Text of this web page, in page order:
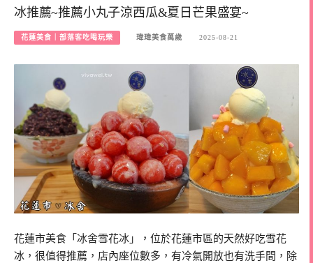
冰推薦~推薦小丸子涼西瓜&夏日芒果盛宴~
花蓮美食｜部落客吃喝玩樂 瑋瑋美食萬歲 2025-08-21
花蓮市美食「冰舍雪花冰」，位於花蓮市區的天然好吃雪花
冰，很值得推薦，店內座位數多，有冷氣開放也有洗手間，除